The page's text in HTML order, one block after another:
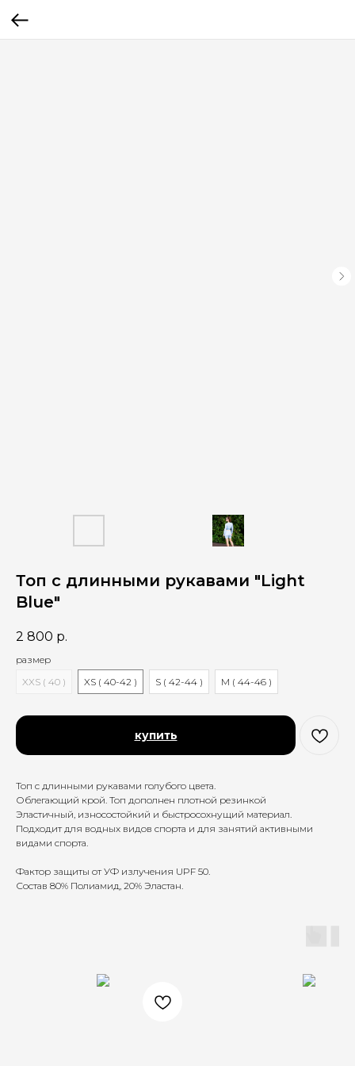
Топ с длинными рукавами "Light
Blue"
2 800 р.
размер
XXS ( 40 )
XS ( 40-42 ) S ( 42-44 ) M ( 44-46 )
купить
Топ с длинными рукавами голубого цвета.
Облегающий крой. Топ дополнен плотной резинкой
Эластичный, износостойкий и быстросохнущий материал.
Подходит для водных видов спорта и для занятий активными
видами спорта.
Фактор защиты от УФ излучения UPF 50.
Состав 80% Полиамид, 20% Эластан.